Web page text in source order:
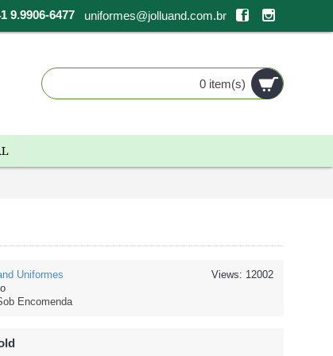
9.9906-6477 uniformes@jolluand.com.br
0 item(s)
Views: 12002
Uniformes
Encomenda